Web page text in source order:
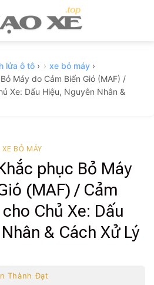
lửa ô tô › xe bỏ máy ›
Máy do Cảm Biến Gió (MAF) /
Xe: Dấu Hiệu, Nguyên Nhân &
XE BỎ MÁY
phục Bỏ Máy
(MAF) / Cảm
Chủ Xe: Dấu
& Cách Xử Lý
Thành Đạt